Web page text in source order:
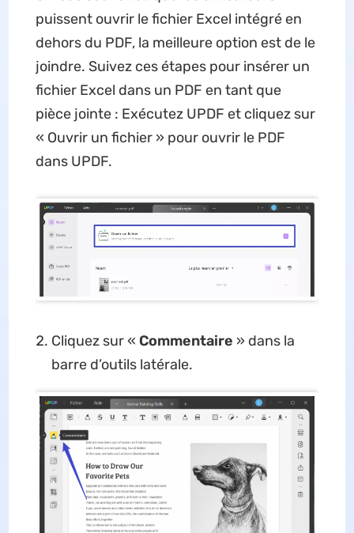
puissent ouvrir le fichier Excel intégré en
dehors du PDF, la meilleure option est de le
joindre. Suivez ces étapes pour insérer un
fichier Excel dans un PDF en tant que
pièce jointe : Exécutez UPDF et cliquez sur
« Ouvrir un fichier » pour ouvrir le PDF
dans UPDF.
Cliquez sur « Commentaire » dans la
barre d’outils latérale.